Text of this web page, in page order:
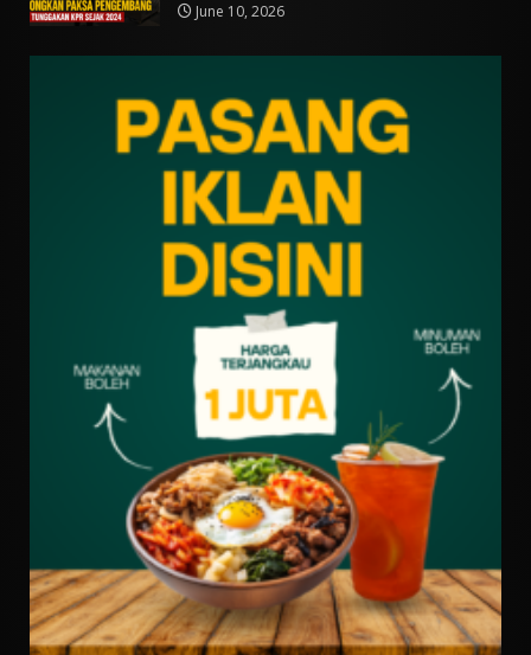
June 10, 2026